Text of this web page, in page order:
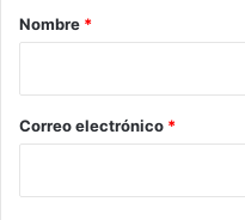
r
*
Nombre *
Correo electrónico *